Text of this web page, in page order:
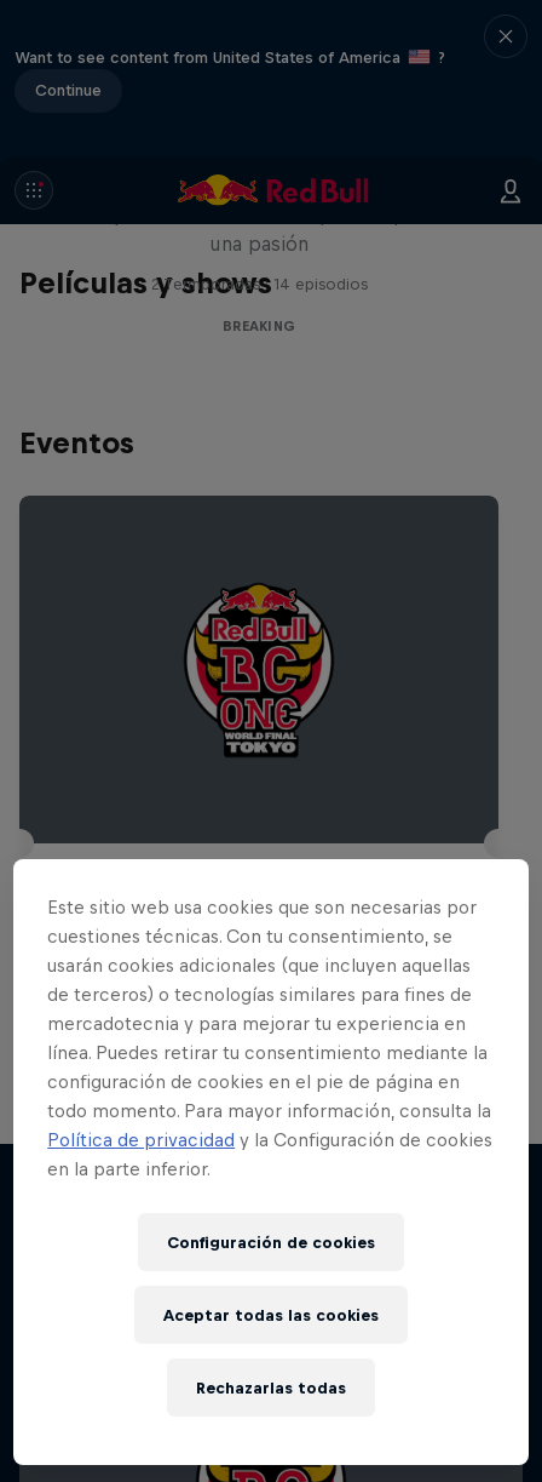
Want to see content from United States of America
?
Continue
Películas y shows
Break'n Reality
una pasión
2 Termporadas · 14 episodios
BREAKING
Eventos
9 Noviembre 2025
Tokio, Japón, Japón
Más contenidos similares
Este sitio web usa cookies que son necesarias por
cuestiones técnicas. Con tu consentimiento, se
usarán cookies adicionales (que incluyen aquellas
de terceros) o tecnologías similares para fines de
mercadotecnia y para mejorar tu experiencia en
línea. Puedes retirar tu consentimiento mediante la
configuración de cookies en el pie de página en
todo momento. Para mayor información, consulta la
Política de privacidad y la Configuración de cookies
en la parte inferior.
Configuración de cookies
Rechazarlas todas
Aceptar todas las cookies